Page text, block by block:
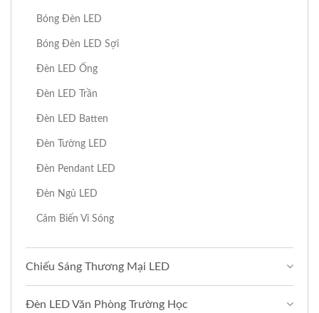
Bóng Đèn LED
Bóng Đèn LED Sợi
Đèn LED Ống
Đèn LED Trần
Đèn LED Batten
Đèn Tường LED
Đèn Pendant LED
Đèn Ngủ LED
Cảm Biến Vi Sóng
Chiếu Sáng Thương Mại LED
Đèn LED Văn Phòng Trường Học